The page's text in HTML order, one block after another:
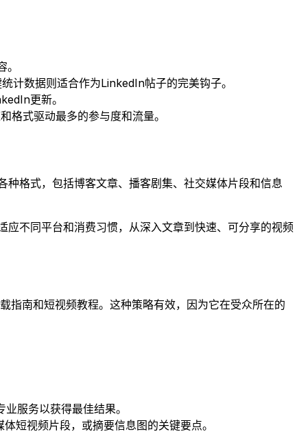
计数据则适合作为LinkedIn帖子的完美钩子。
更新。
式驱动最多的参与度和流量。
格式，包括博客文章、播客剧集、社交媒体片段和信息
不同平台和消费习惯，从深入文章到快速、可分享的视频
南和短视频教程。这种策略有效，因为它在受众所在的
服务以获得最佳结果。
短视频片段，或摘要信息图的关键要点。